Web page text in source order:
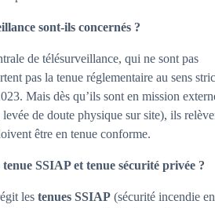
sont-ils concernés ?
de télésurveillance, qui ne sont pas
pas la tenue réglementaire au sens
Mais dès qu’ils sont en mission
de doute physique sur site), ils
être en tenue conforme.
SSIAP et tenue sécurité privée ?
lestenues SSIAP (sécurité incendie en